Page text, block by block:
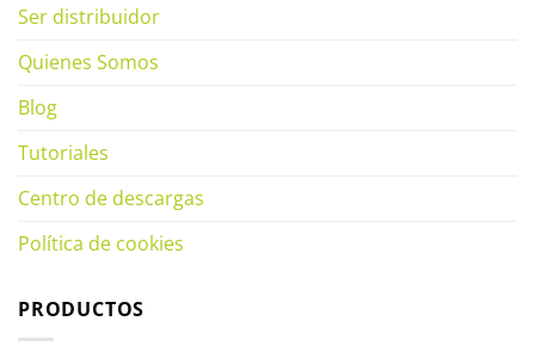
Ser distribuidor
Quienes Somos
Blog
Tutoriales
Centro de descargas
Política de cookies
PRODUCTOS